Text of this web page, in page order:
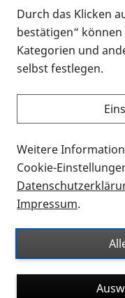
Vorlesen
Alle
Formaten an
Sie möchten
suchen und dieses
können? Schauen
Thema Infomaterial
für blinde und
Auf dieser Seite
Ort. Nutzen Sie den
nach Flyern und
suchen. Die
verschiedenen
Durch das Klicken
bestätigen“
Kategorien und
selbst festlegen.
Weitere
Cookie-
Impressum.